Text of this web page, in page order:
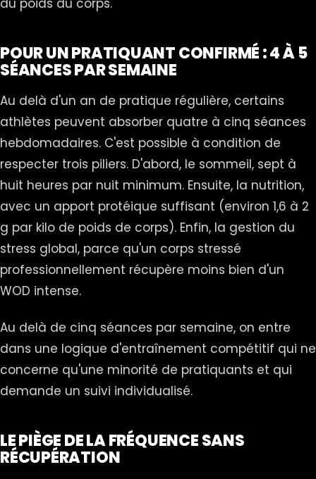
du poids du corps.
POUR UN PRATIQUANT CONFIRMÉ : 4 À 5
SÉANCES PAR SEMAINE
Au delà d'un an de pratique régulière, certains
athlètes peuvent absorber quatre à cinq séances
hebdomadaires. C'est possible à condition de
respecter trois piliers. D'abord, le sommeil, sept à
huit heures par nuit minimum. Ensuite, la nutrition,
avec un apport protéique suffisant (environ 1,6 à 2
g par kilo de poids de corps). Enfin, la gestion du
stress global, parce qu'un corps stressé
professionnellement récupère moins bien d'un
WOD intense.
Au delà de cinq séances par semaine, on entre
dans une logique d'entraînement compétitif qui ne
concerne qu'une minorité de pratiquants et qui
demande un suivi individualisé.
LE PIÈGE DE LA FRÉQUENCE SANS
RÉCUPÉRATION